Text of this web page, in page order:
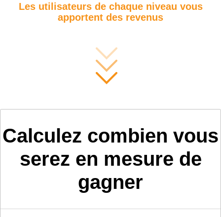
Les utilisateurs de chaque niveau vous
apportent des revenus
Calculez combien vous
serez en mesure de
gagner